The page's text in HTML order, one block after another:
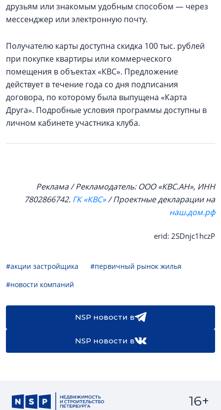
друзьям или знакомым удобным способом — через
мессенджер или электронную почту.
Получателю карты доступна скидка 100 тыс. рублей
при покупке квартиры или коммерческого
помещения в объектах «КВС». Предложение
действует в течение года со дня подписания
договора, по которому была выпущена «Карта
Друга». Подробные условия программы доступны в
личном кабинете участника клуба.
Реклама / Рекламодатель: ООО «КВС.АН», ИНН
7802866742. ГК «КВС»/ Проектные декларации на
наш.дом.рф
erid: 2SDnjc1hczP
#акции застройщика
#первичный рынок жилья
#новости компаний
NSP новости в
NSP новости в
16+